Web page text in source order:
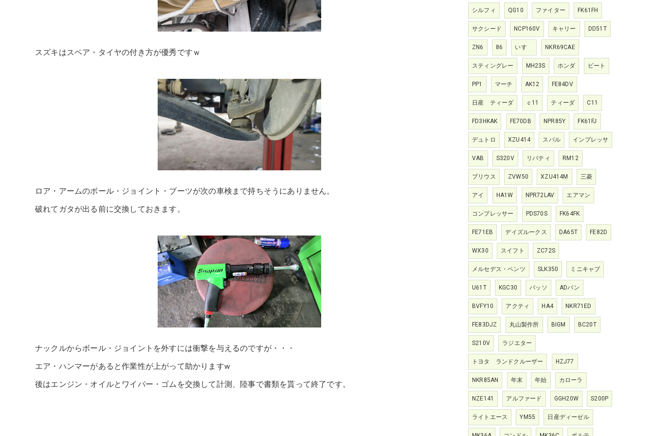
スズキはスペア・タイヤの付き方が優秀ですｗ
ロア・アームのボール・ジョイント・ブーツが次の車検まで持ちそうにありません。
破れてガタが出る前に交換しておきます。
ナックルからボール・ジョイントを外すには衝撃を与えるのですが・・・
エア・ハンマーがあると作業性が上がって助かりますw
後はエンジン・オイルとワイパー・ゴムを交換して計測、陸事で書類を貰って終了です。
シルフィ QG10 ファイター FK61FH
サクシード NCP160V キャリー DD51T
ZN6 86 いすゞ NKR69CAE
スティングレー MH23S ホンダ ビート
PP1 マーチ AK12 FE84DV
日産 ティーダ ｃ11 ティーダ C11
FD3HKAK FE70DB NPR85Y FK61FJ
デュトロ XZU414 スバル インプレッサ
VAB S320V リバティ RM12
プリウス ZVW50 XZU414M 三菱
アイ HA1W NPR72LAV エアマン
コンプレッサー PDS70S FK64FK
FE71EB デイズルークス DA65T FE82D
WX30 スイフト ZC72S
メルセデス・ベンツ SLK350 ミニキャブ
U61T KGC30 パッソ ADバン
BVFY10 アクティ HA4 NKR71ED
FE83DJZ 丸山製作所 BIGM BC20T
S210V ラジエター
トヨタ ランドクルーザー HZJ77
NKR85AN 年末 年始 カローラ
NZE141 アルファード GGH20W S200P
ライトエース YM55 日産ディーゼル